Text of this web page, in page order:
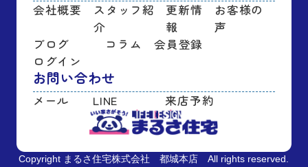
会社概要
スタッフ紹
介
更新情
報
お客様の
声
ブログ
コラム
会員登録
ログイン
お問い合わせ
メール LINE 来店予約
Copyright まるさ住宅株式会社 都城本店 All rights reserved.